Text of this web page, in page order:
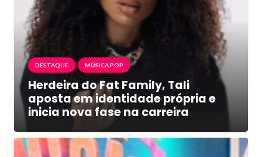
DESTAQUE MÚSICA POP
Herdeira do Fat Family, Tali
aposta em identidade própria e
inicia nova fase na carreira